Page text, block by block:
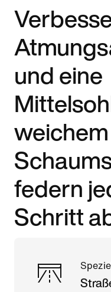
und eine
weichem
federn
Schritt